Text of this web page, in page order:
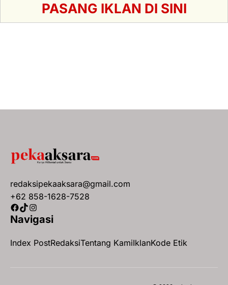
PASANG IKLAN DI SINI
redaksipekaaksara@gmail.com
+62 858-1628-7528
Facebook
TikTok
Instagram
Navigasi
Index PostRedaksiTentang KamiIklanKode Etik